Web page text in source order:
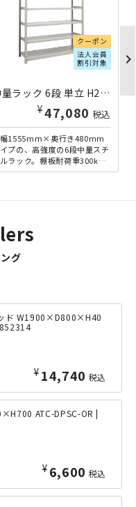
クーポン
法人会員
割引対象
中量ラック 6段 単立 H2100×W1555×D480 3MS7545-6 | 613237
¥47,080 税込
1555mm×奥行き480mm
プの、高強度の6段中量スチ
ラック。棚板耐荷重300kg/
誇り、重量物の多い工場や
chevron_right
グ
ド W1900×D800×H40
¥ 14,740 税込
ATC-DPSC-OR |
¥ 6,600 税込